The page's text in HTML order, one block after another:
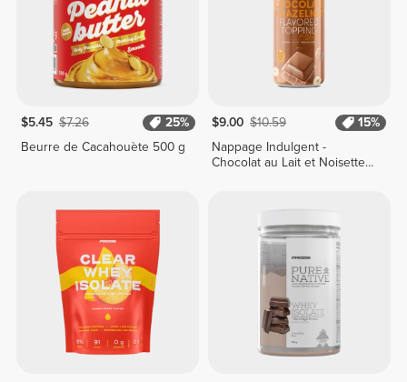
$5.45 $7.26
25%
Beurre de Cacahouète 500 g
$9.00 $10.59
15%
Nappage Indulgent -
Chocolat au Lait et Noisette